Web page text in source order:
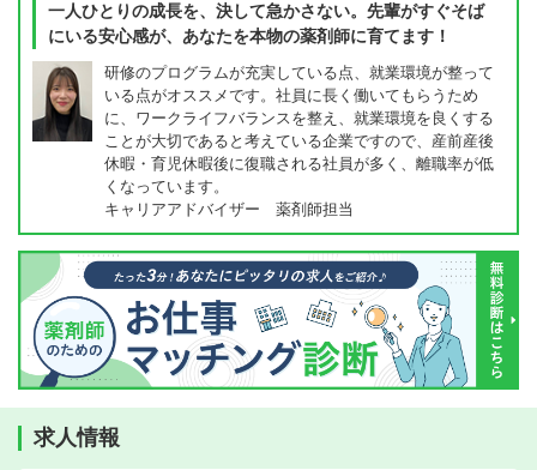
一人ひとりの成長を、決して急かさない。先輩がすぐそば
にいる安心感が、あなたを本物の薬剤師に育てます！
研修のプログラムが充実している点、就業環境が整って
いる点がオススメです。社員に長く働いてもらうため
に、ワークライフバランスを整え、就業環境を良くする
ことが大切であると考えている企業ですので、産前産後
休暇・育児休暇後に復職される社員が多く、離職率が低
くなっています。
キャリアアドバイザー 薬剤師担当
求人情報